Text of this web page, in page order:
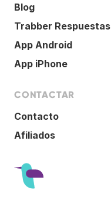
Blog
Trabber Respuestas
App Android
App iPhone
CONTACTAR
Contacto
Afiliados